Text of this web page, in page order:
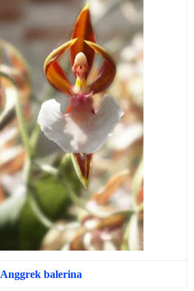
Anggrek balerina